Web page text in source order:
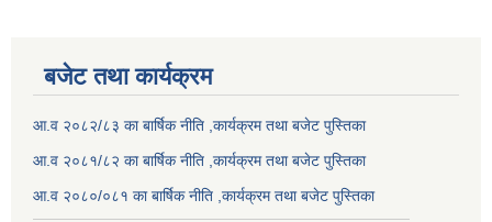
बजेट तथा कार्यक्रम
आ.व २०८२/८३ का बार्षिक नीति ,कार्यक्रम तथा बजेट पुस्तिका
आ.व २०८१/८२ का बार्षिक नीति ,कार्यक्रम तथा बजेट पुस्तिका
आ.व २०८०/०८१ का बार्षिक नीति ,कार्यक्रम तथा बजेट पुस्तिका